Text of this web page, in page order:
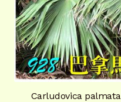
Carludovica palmata